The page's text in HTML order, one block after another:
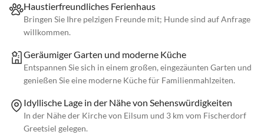
Haustierfreundliches Ferienhaus
Bringen Sie Ihre pelzigen Freunde mit; Hunde sind auf Anfrage
willkommen.
Geräumiger Garten und moderne Küche
Entspannen Sie sich in einem großen, eingezäunten Garten und
genießen Sie eine moderne Küche für Familienmahlzeiten.
Idyllische Lage in der Nähe von Sehenswürdigkeiten
In der Nähe der Kirche von Eilsum und 3 km vom Fischerdorf
Greetsiel gelegen.